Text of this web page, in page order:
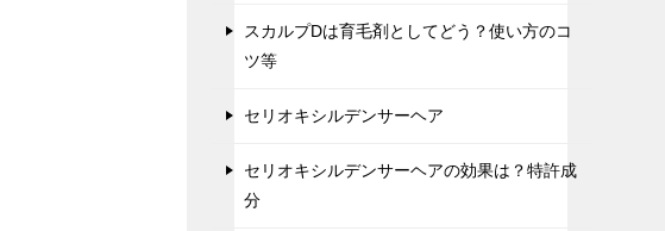
スカルプDは育毛剤としてどう？使い方のコ
ツ等
セリオキシルデンサーヘア
セリオキシルデンサーヘアの効果は？特許成
分